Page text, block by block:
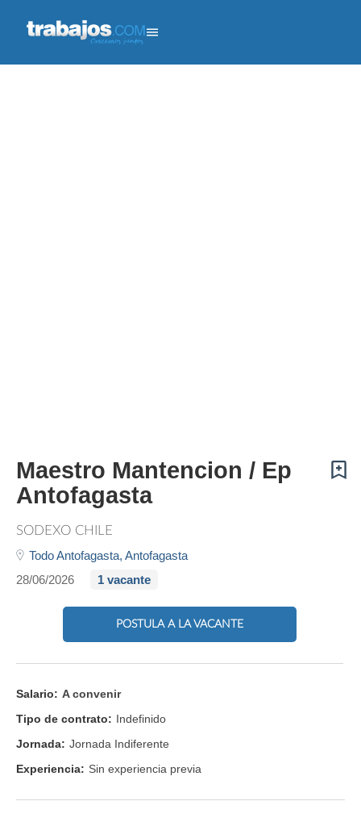
Maestro Mantencion / Ep
Antofagasta
SODEXO CHILE
Todo Antofagasta, Antofagasta
28/06/2026
1 vacante
POSTULA A LA VACANTE
Salario: A convenir
Tipo de contrato: Indefinido
Jornada: Jornada Indiferente
Experiencia: Sin experiencia previa